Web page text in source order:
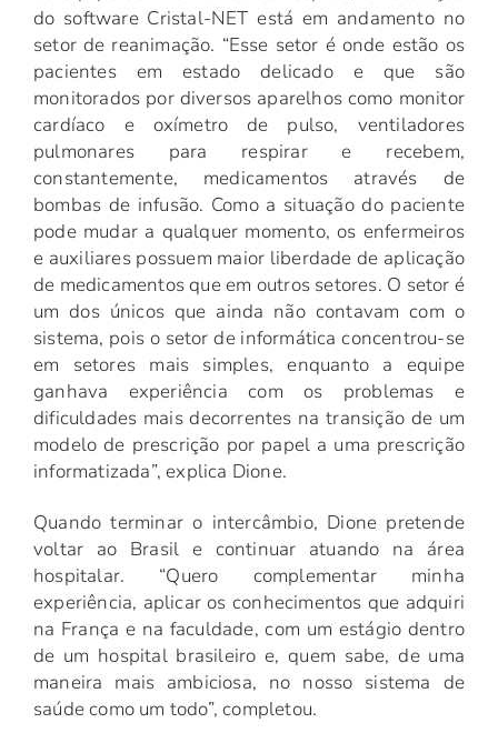
do software Cristal-NET está em andamento no
setor de reanimação. “Esse setor é onde estão os
pacientes em estado delicado e que são
monitorados por diversos aparelhos como monitor
cardíaco e oxímetro de pulso, ventiladores
pulmonares para respirar e recebem,
constantemente, medicamentos através de
bombas de infusão. Como a situação do paciente
pode mudar a qualquer momento, os enfermeiros
e auxiliares possuem maior liberdade de aplicação
de medicamentos que em outros setores. O setor é
um dos únicos que ainda não contavam com o
sistema, pois o setor de informática concentrou-se
em setores mais simples, enquanto a equipe
ganhava experiência com os problemas e
dificuldades mais decorrentes na transição de um
modelo de prescrição por papel a uma prescrição
informatizada”, explica Dione.
Quando terminar o intercâmbio, Dione pretende
voltar ao Brasil e continuar atuando na área
hospitalar. “Quero complementar minha
experiência, aplicar os conhecimentos que adquiri
na França e na faculdade, com um estágio dentro
de um hospital brasileiro e, quem sabe, de uma
maneira mais ambiciosa, no nosso sistema de
saúde como um todo”, completou.